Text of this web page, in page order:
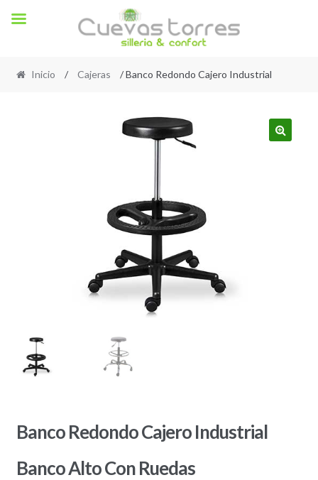
Inicio / Cajeras / Banco Redondo Cajero Industrial
Banco Redondo Cajero Industrial
Banco Alto Con Ruedas